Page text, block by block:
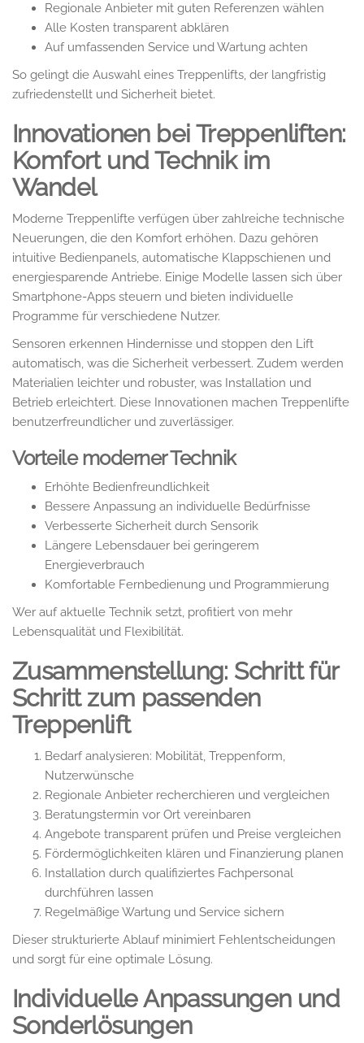
Regionale Anbieter mit guten Referenzen wählen
Alle Kosten transparent abklären
Auf umfassenden Service und Wartung achten
So gelingt die Auswahl eines Treppenlifts, der langfristig
zufriedenstellt und Sicherheit bietet.
Innovationen bei Treppenliften:
Komfort und Technik im
Wandel
Moderne Treppenlifte verfügen über zahlreiche technische
Neuerungen, die den Komfort erhöhen. Dazu gehören
intuitive Bedienpanels, automatische Klappschienen und
energiesparende Antriebe. Einige Modelle lassen sich über
Smartphone-Apps steuern und bieten individuelle
Programme für verschiedene Nutzer.
Sensoren erkennen Hindernisse und stoppen den Lift
automatisch, was die Sicherheit verbessert. Zudem werden
Materialien leichter und robuster, was Installation und
Betrieb erleichtert. Diese Innovationen machen Treppenlifte
benutzerfreundlicher und zuverlässiger.
Vorteile moderner Technik
Erhöhte Bedienfreundlichkeit
Bessere Anpassung an individuelle Bedürfnisse
Verbesserte Sicherheit durch Sensorik
Längere Lebensdauer bei geringerem
Energieverbrauch
Komfortable Fernbedienung und Programmierung
Wer auf aktuelle Technik setzt, profitiert von mehr
Lebensqualität und Flexibilität.
Zusammenstellung: Schritt für
Schritt zum passenden
Treppenlift
Bedarf analysieren: Mobilität, Treppenform,
Nutzerwünsche
Regionale Anbieter recherchieren und vergleichen
Beratungstermin vor Ort vereinbaren
Angebote transparent prüfen und Preise vergleichen
Fördermöglichkeiten klären und Finanzierung planen
Installation durch qualifiziertes Fachpersonal
durchführen lassen
Regelmäßige Wartung und Service sichern
Dieser strukturierte Ablauf minimiert Fehlentscheidungen
und sorgt für eine optimale Lösung.
Individuelle Anpassungen und
Sonderlösungen